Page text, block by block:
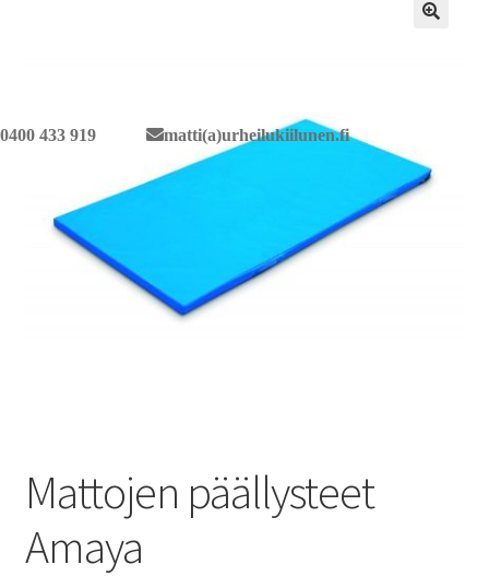
0400 433 919 matti(a)urheilukiilunen.fi
valikko
Mattojen päällysteet
Amaya